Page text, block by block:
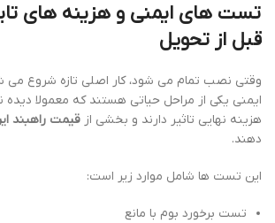
تست های ایمنی و هزینه های
قبل از تحویل
وقتی نصب تمام می شود، کار اصلی تازه شروع
ایمنی یکی از مراحل حیاتی هستند که معمولا دیده
هزینه نهایی تاثیر دارند و بخشی از قیمت راهبند
دهند.
این تست ها شامل موارد زیر است:
تست برخورد بوم با مانع